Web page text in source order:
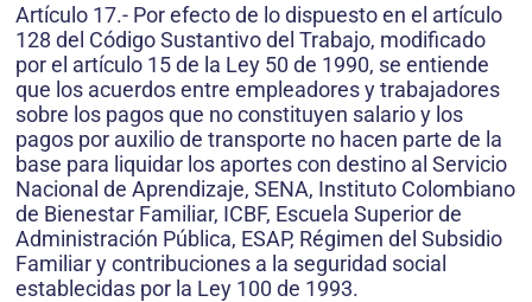
Artículo 17.- Por efecto de lo dispuesto en el artículo
128 del Código Sustantivo del Trabajo, modificado
por el artículo 15 de la Ley 50 de 1990, se entiende
que los acuerdos entre empleadores y trabajadores
sobre los pagos que no constituyen salario y los
pagos por auxilio de transporte no hacen parte de la
base para liquidar los aportes con destino al Servicio
Nacional de Aprendizaje, SENA, Instituto Colombiano
de Bienestar Familiar, ICBF, Escuela Superior de
Administración Pública, ESAP, Régimen del Subsidio
Familiar y contribuciones a la seguridad social
establecidas por la Ley 100 de 1993.